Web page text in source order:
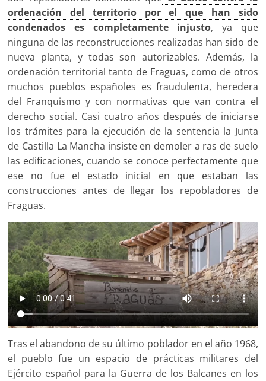
ordenación del territorio por el que han sido
condenados es completamente injusto, ya que
ninguna de las reconstrucciones realizadas han sido de
nueva planta, y todas son autorizables. Además, la
ordenación territorial tanto de Fraguas, como de otros
muchos pueblos españoles es fraudulenta, heredera
del Franquismo y con normativas que van contra el
derecho social. Casi cuatro años después de iniciarse
los trámites para la ejecución de la sentencia la Junta
de Castilla La Mancha insiste en demoler a ras de suelo
las edificaciones, cuando se conoce perfectamente que
ese no fue el estado inicial en que estaban las
construcciones antes de llegar los repobladores de
Fraguas.
Tras el abandono de su último poblador en el año 1968,
el pueblo fue un espacio de prácticas militares del
Ejército español para la Guerra de los Balcanes en los